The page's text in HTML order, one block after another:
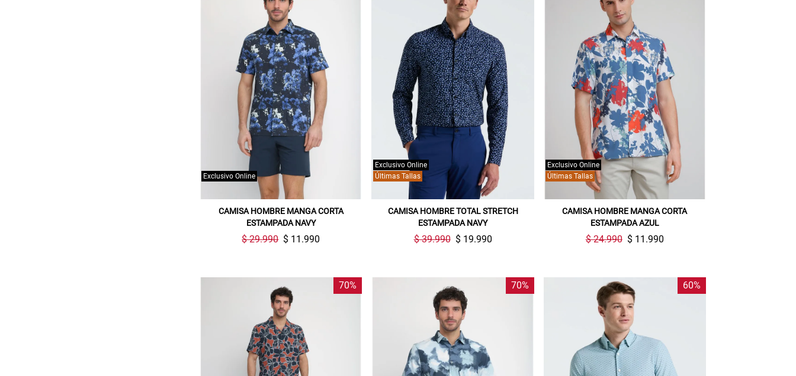
Exclusivo Online
CAMISA HOMBRE MANGA CORTA
ESTAMPADA NAVY
$ 29.990 $ 11.990
Últimas Tallas
Exclusivo Online
CAMISA HOMBRE TOTAL STRETCH
ESTAMPADA NAVY
$ 39.990 $ 19.990
Últimas Tallas
Exclusivo Online
CAMISA HOMBRE MANGA CORTA
ESTAMPADA AZUL
$ 24.990 $ 11.990
70% 70% 60%